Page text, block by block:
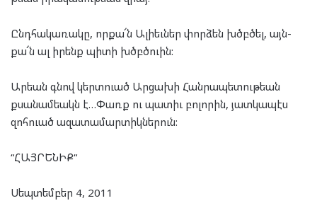
Ընդ­հա­կա­ռա­կը, որ­քա՜ն Ալի­եւ­ներ փոր­ձեն խծբծել, այն­
քա՜ն ալ իրենք պի­տի խծբծուին:
Ար­եան գնով կերտ­ուած Ար­ցա­խի Հան­րա­պե­տու­թեան
քսա­նամ­եակն է…Փառք ու պա­տիւ բո­լո­րին, յատ­կա­պէս
զոհ­ուած ազա­տա­մար­տիկ­նե­րուն:
“ՀԱՅՐԵՆԻՔ“
Սեպտեմբեր 4, 2011